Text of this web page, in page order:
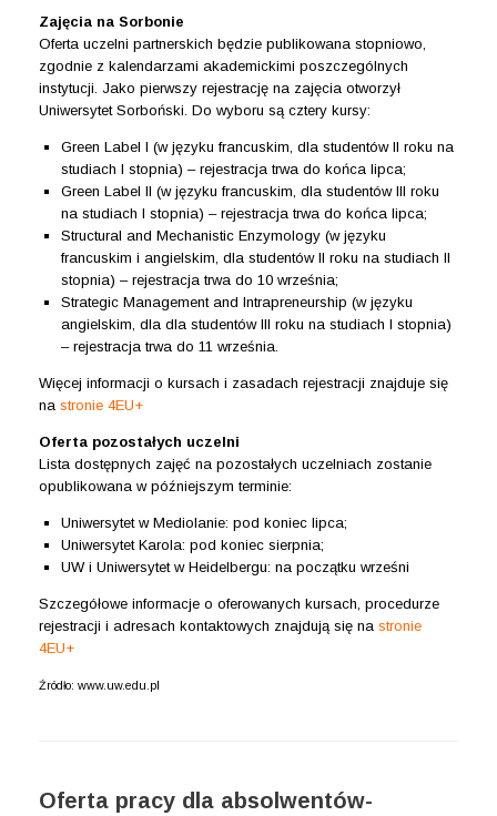
Zajęcia na Sorbonie
Oferta uczelni partnerskich będzie publikowana stopniowo,
zgodnie z kalendarzami akademickimi poszczególnych
instytucji. Jako pierwszy rejestrację na zajęcia otworzył
Uniwersytet Sorboński. Do wyboru są cztery kursy:
Green Label I (w języku francuskim, dla studentów II roku na
studiach I stopnia) – rejestracja trwa do końca lipca;
Green Label II (w języku francuskim, dla studentów III roku
na studiach I stopnia) – rejestracja trwa do końca lipca;
Structural and Mechanistic Enzymology (w języku
francuskim i angielskim, dla studentów II roku na studiach II
stopnia) – rejestracja trwa do 10 września;
Strategic Management and Intrapreneurship (w języku
angielskim, dla dla studentów III roku na studiach I stopnia)
– rejestracja trwa do 11 września.
Więcej informacji o kursach i zasadach rejestracji znajduje się
na stronie 4EU+
Oferta pozostałych uczelni
Lista dostępnych zajęć na pozostałych uczelniach zostanie
opublikowana w późniejszym terminie:
Uniwersytet w Mediolanie: pod koniec lipca;
Uniwersytet Karola: pod koniec sierpnia;
UW i Uniwersytet w Heidelbergu: na początku wrześni
Szczegółowe informacje o oferowanych kursach, procedurze
rejestracji i adresach kontaktowych znajdują się na stronie
4EU+
Źródło: www.uw.edu.pl
Oferta pracy dla absolwentów-